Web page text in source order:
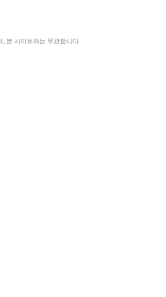
본 사이트와는 무관합니다.